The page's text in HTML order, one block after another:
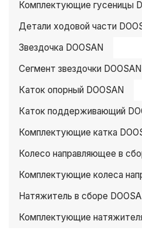
Комплектующие гусеницы
Детали ходовой части
Звездочка DOOSAN
Сегмент звездочки DOOSAN
Каток опорный DOOSAN
Каток поддерживающий
Комплектующие катка
Колесо направляющее в
Комплектующие колеса
Натяжитель в сборе
Комплектующие